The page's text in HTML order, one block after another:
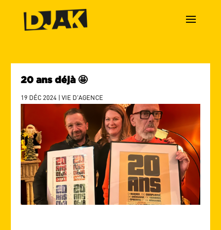
20 ans déjà 🤩
19 DÉC 2024 |VIE D'AGENCE